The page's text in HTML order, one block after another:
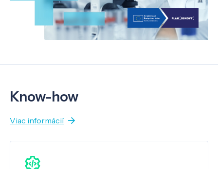
Know-how
Viac informácií